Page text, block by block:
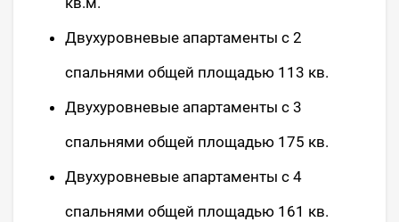
Двухуровневые апартаменты с 2
спальнями общей площадью 113 кв.
Двухуровневые апартаменты с 3
спальнями общей площадью 175 кв.
Двухуровневые апартаменты с 4
спальнями общей площадью 161 кв.